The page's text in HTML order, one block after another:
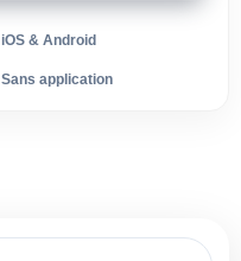
iOS & Android
Sans application